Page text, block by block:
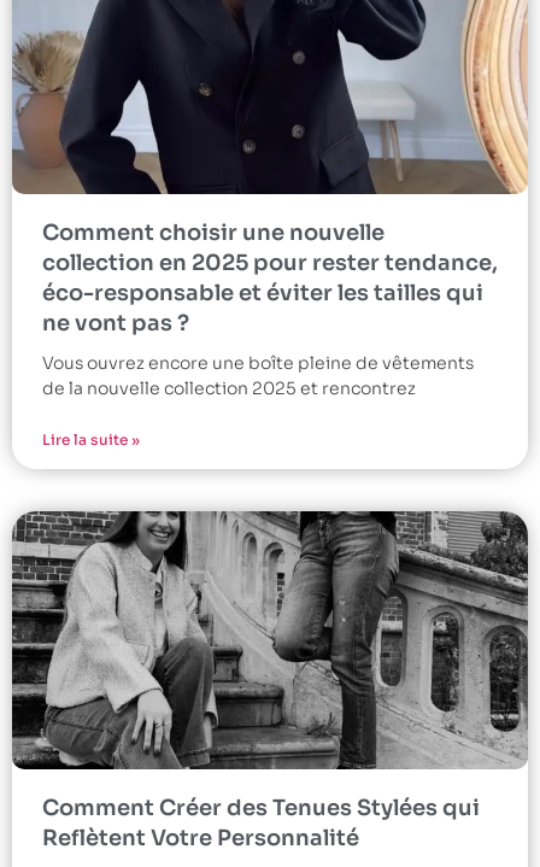
Comment choisir une nouvelle
collection en 2025 pour rester tendance,
éco-responsable et éviter les tailles qui
ne vont pas ?
Vous ouvrez encore une boîte pleine de vêtements
de la nouvelle collection 2025 et rencontrez
Lire la suite »
Comment Créer des Tenues Stylées qui
Reflètent Votre Personnalité